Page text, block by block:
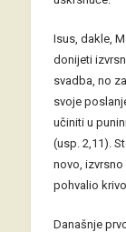
Isus, dakle,
donijeti
svadba, no
svoje
učiniti u
(usp. 2,11).
novo,
pohvalio
Današnje